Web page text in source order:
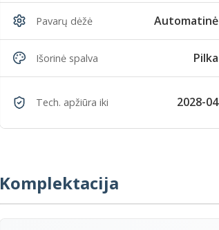
Pavarų dėžė Automatinė
Išorinė spalva Pilka
Tech. apžiūra iki 2028-04
Komplektacija